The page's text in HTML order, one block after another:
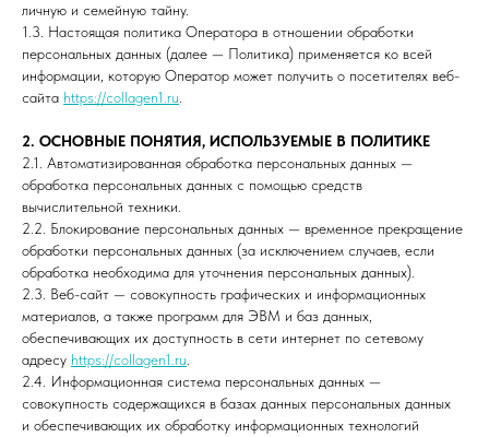
личную и семейную тайну.
1.3. Настоящая политика Оператора в отношении обработки
персональных данных (далее — Политика) применяется ко всей
информации, которую Оператор может получить о посетителях веб-
сайта https://collagen1.ru
2. ОСНОВНЫЕ ПОНЯТИЯ, ИСПОЛЬЗУЕМЫЕ В ПОЛИТИКЕ
2.1. Автоматизированная обработка персональных данных —
обработка персональных данных с помощью средств
вычислительной техники.
2.2. Блокирование персональных данных — временное прекращение
обработки персональных данных (за исключением случаев, если
обработка необходима для уточнения персональных данных).
2.3. Веб-сайт — совокупность графических и информационных
материалов, а также программ для ЭВМ и баз данных,
обеспечивающих их доступность в сети интернет по сетевому
адресу https://collagen1.ru
2.4. Информационная система персональных данных —
совокупность содержащихся в базах данных персональных данных
и обеспечивающих их обработку информационных технологий